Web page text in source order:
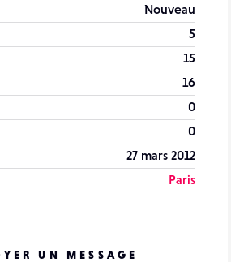
Nouveau
5
15
16
0
0
27 mars 2012
Paris
UN MESSAGE